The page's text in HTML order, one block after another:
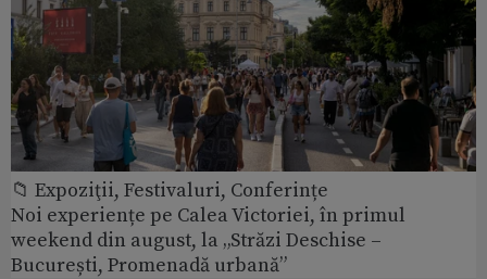
📁 Expoziţii, Festivaluri, Conferințe
Noi experiențe pe Calea Victoriei, în primul
weekend din august, la „Străzi Deschise –
București, Promenadă urbană”